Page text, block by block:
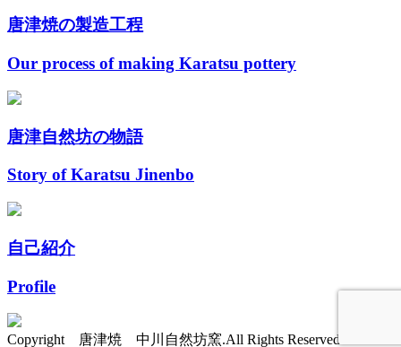
唐津焼の製造工程
Our process of making Karatsu pottery
唐津自然坊の物語
Story of Karatsu Jinenbo
自己紹介
Profile
Copyright 唐津焼 中川自然坊窯.All Rights Reserved.